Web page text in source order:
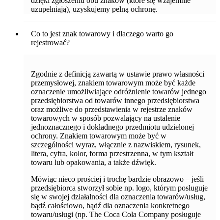
uzupełniają), uzyskujemy pełną ochronę.
Co to jest znak towarowy i dlaczego warto go
rejestrować?
Zgodnie z definicją zawartą w ustawie prawo własności
przemysłowej, znakiem towarowym może być każde
oznaczenie umożliwiające odróżnienie towarów jednego
przedsiębiorstwa od towarów innego przedsiębiorstwa
oraz możliwe do przedstawienia w rejestrze znaków
towarowych w sposób pozwalający na ustalenie
jednoznacznego i dokładnego przedmiotu udzielonej
ochrony. Znakiem towarowym może być w
szczególności wyraz, włącznie z nazwiskiem, rysunek,
litera, cyfra, kolor, forma przestrzenna, w tym kształt
towaru lub opakowania, a także dźwięk.
Mówiąc nieco prościej i trochę bardzie obrazowo – jeśli
przedsiębiorca stworzył sobie np. logo, którym posługuje
się w swojej działalności dla oznaczenia towarów/usług,
bądź całościowo, bądź dla oznaczenia konkretnego
towaru/usługi (np. The Coca Cola Company posługuje